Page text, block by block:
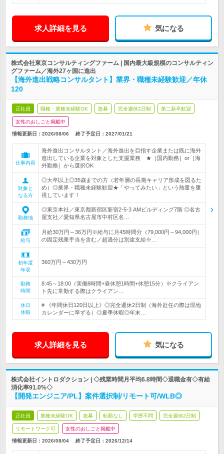
求人詳細を見る 気になる
株式会社東京コンサルティングファーム | 国内最大級規模のコンサルティン
グファーム／海外27ヶ国に進出
【海外進出戦略コンサルタント】業界・職種未経験歓迎／年休
120
正社員 職種・業種未経験OK 急募 完全週休2日制 第二新卒歓迎
女性のおしごと掲載中
情報更新日：2026/08/06 終了予定日： 2027/01/21
仕事内容
海外進出コンサルタント／海外進出を目指す企業または既に海外
進出している企業を対象とした支援業務 ★［国内勤務］or［海
外勤務］から選択OK
対象と
なる方
◎大卒以上◎35歳までの方（若年層の長期キャリア形成を図るた
め）◎業界・職種未経験歓迎★「やってみたい」という熱量を重
視しています！
勤務地
◎東京本社／東京都新宿区新宿2-5-3 AMビルディング7階 ◎名古
屋支社／愛知県名古屋市中村区名…
給与
月給30万円～36万円※給与に月45時間分（79,000円～94,000円）
の固定残業手当を含む／超過分は別途支給※…
初年度
年収
360万円～430万円
勤務
時間
8:45～18:00（実働8時間+昼休憩1時間+休憩15分）※クライアン
ト先に常勤する際はクライアン…
休日
休暇
# 《年間休日120日以上》◎完全週休2日制（海外赴任の際は現地
カレンダーに準ずる）◎夏季休暇◎年末…
求人詳細を見る 気になる
株式会社イントロダクション | ◇残業時間月平均6.8時間◇退職金有◇有給
消化率91.0%◇
【開発エンジニア/PL】案件選択制/リモート可/WLB◎
正社員 業種未経験OK 急募 転勤なし 学歴不問 完全週休2日制
リモートワーク可 女性のおしごと掲載中
情報更新日：2026/08/04 終了予定日： 2026/12/14